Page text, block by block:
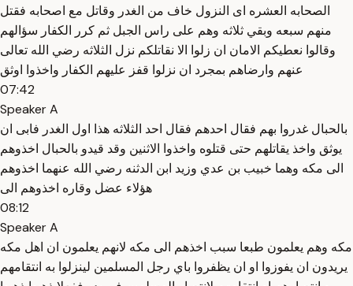
الصحابه العشره اى النزول خاف من الغدر وقاتل مع اصحابه فقتل
منهم سبعه وبقي ثلاثه وهم على راس الجبل ثم كرر الكفار سؤالهم
وقالوا نعطيكم الامان ان زلوا الا نقاتلكم نزل الثلاثه رضي الله تعالى
عنهم وارضاهم بمجرد ان نزلوا قفز عليهم الكفار واخذوا اوثق
07:42
Speaker A
بالحبال غدروا بهم فقال احدهم فقال احد الثلاثه هذا اول الغدر فابى ان
يوثق واخذ يقاتلهم حتى قتلوه واخذوا الاثنين وقد قيدو بالحبال اخذوهم
الى مكه وهما خبيب بن عدي وزيد ابن الدثنه رضي الله عنهما اخذوهم
هؤلاء عضل وقاره اخذوهم الى
08:12
Speaker A
مكه وهم يعلمون طبعا سبب اخذهم الى مكه لانهم يعلمون ان اهل مكه
يريدون ان يفوزوا او ان يظفروا باي رجل المسلمين لينزلوا به انتقامهم